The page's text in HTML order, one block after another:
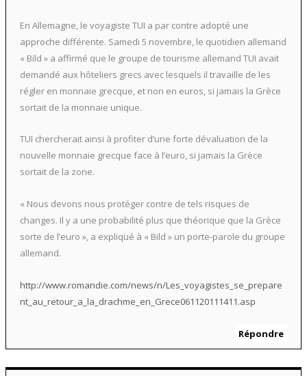
En Allemagne, le voyagiste TUI a par contre adopté une
approche différente. Samedi 5 novembre, le quotidien allemand
« Bild » a affirmé que le groupe de tourisme allemand TUI avait
demandé aux hôteliers grecs avec lesquels il travaille de les
régler en monnaie grecque, et non en euros, si jamais la Grèce
sortait de la monnaie unique.
TUI chercherait ainsi à profiter d’une forte dévaluation de la
nouvelle monnaie grecque face à l’euro, si jamais la Grèce
sortait de la zone.
« Nous devons nous protéger contre de tels risques de
changes. Il y a une probabilité plus que théorique que la Grèce
sorte de l’euro », a expliqué à « Bild » un porte-parole du groupe
allemand.
http://www.romandie.com/news/n/Les_voyagistes_se_prepare
nt_au_retour_a_la_drachme_en_Grece061120111411.asp
Répondre